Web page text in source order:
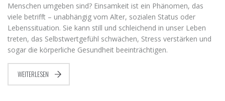
Menschen umgeben sind? Einsamkeit ist ein Phänomen, das
viele betrifft – unabhängig vom Alter, sozialen Status oder
Lebenssituation. Sie kann still und schleichend in unser Leben
treten, das Selbstwertgefühl schwächen, Stress verstärken und
sogar die körperliche Gesundheit beeinträchtigen.
WEITERLESEN